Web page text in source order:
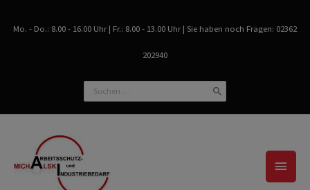
springen
Mo. - Do.: 8.00 - 16.00 Uhr | Fr.: 8.00 - 13.00 Uhr | Sie haben noch Fragen: 02362
202940
Search
for: